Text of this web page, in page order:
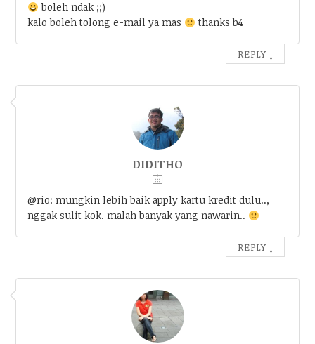
boleh ndak ;;)
kalo boleh tolong e-mail ya mas
thanks b4
REPLY ↓
DIDITHO
@rio: mungkin lebih baik apply kartu kredit dulu..,
nggak sulit kok. malah banyak yang nawarin..
REPLY ↓